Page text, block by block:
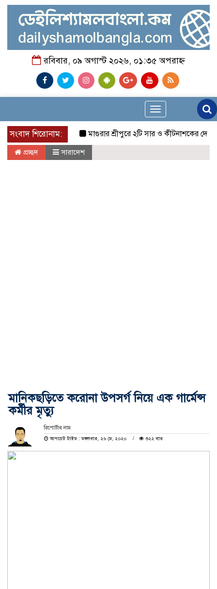
রবিবার, ০৯ অগাস্ট ২০২৬, ০১:৩৫ অপরাহ্ন
Toggle
navigation
সংবাদ শিরোনাম:
মাগুরার শ্রীপুরে ২টি সার ও কীটনাশকের দোকানে
প্রচ্ছদ সারাদেশ
মানিকছড়িতে করোনা উপসর্গ নিয়ে এক গার্মেন্স
কর্মীর মৃত্যু
রিপোর্টার নাম
আপডেট টাইম : মঙ্গলবার, ২৬ মে, ২০২০
৩২২ বার